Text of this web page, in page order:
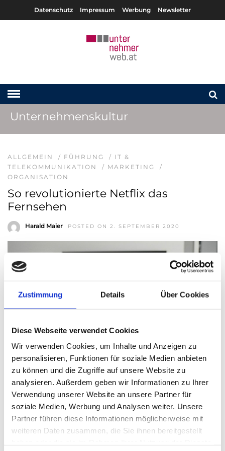
Zustimmung Details Über Cookies
Diese Webseite verwendet Cookies
Wir verwenden Cookies, um Inhalte und Anzeigen zu
personalisieren, Funktionen für soziale Medien anbieten
zu können und die Zugriffe auf unsere Website zu
analysieren. Außerdem geben wir Informationen zu Ihrer
Verwendung unserer Website an unsere Partner für
soziale Medien, Werbung und Analysen weiter. Unsere
Partner führen diese Informationen möglicherweise mit
weiteren Daten zusammen, die Sie ihnen bereitgestellt
Datenschutz Impressum Werbung Newsletter
Unternehmenskultur
ALLGEMEIN / FÜHRUNG / IT &
TELEKOMMUNIKATION
/ MARKETING
/
ORGANISATION
So revolutionierte Netflix das
Fernsehen
Harald Maier POSTED ON 2. SEPTEMBER 2020
Quelle: Tumisu Der erfolgreiche amerikanische
Streaming-Anbieter Netflix hat in den letzten Jahren eine
unglaubliche Erfolgsgeschichte hingelegt. Der Aufstieg
vom Video-Versandhändler zum Star der
Unterhaltungsbranche steht im Mittelpunkt eines neuen